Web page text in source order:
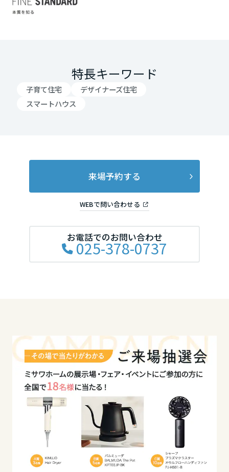
特長キーワード
子育て住宅
デザイナーズ住宅
スマートハウス
来場予約する
WEBで問い合わせる
お電話でのお問い合わせ
025-378-0737
山口県
高知県
佐賀県
長崎県
熊本県